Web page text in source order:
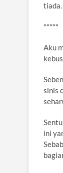
tiada.
*****
Aku
sinis
ini